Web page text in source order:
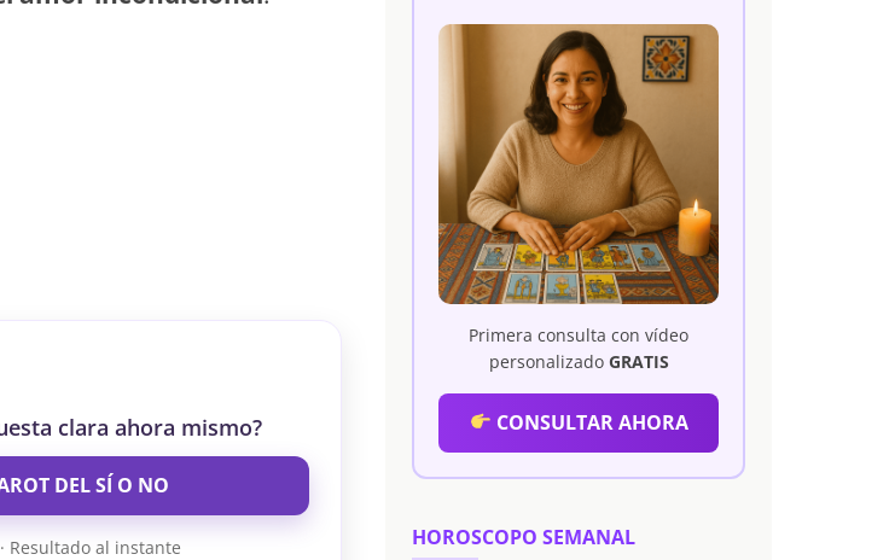
clara ahora mismo?
DEL SÍ O NO
Resultado al instante
Primera consulta con vídeo
personalizado GRATIS
CONSULTAR AHORA
HOROSCOPO SEMANAL